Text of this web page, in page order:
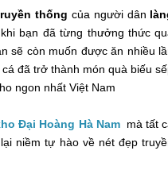
thống của người dân
bạn đã từng thưởng thức
sẽ còn muốn được ăn nhiều
đã trở thành món quà biếu
ngon nhất Việt Nam
Đại Hoàng Hà Nam mà tất
niềm tự hào về nét đẹp